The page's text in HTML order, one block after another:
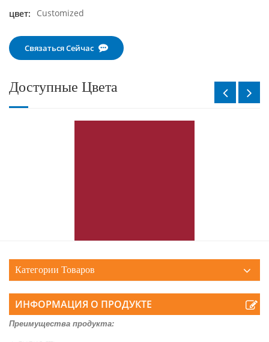
цвет:
Customized
Связаться Сейчас
Доступные Цвета
Категории Товаров
ИНФОРМАЦИЯ О ПРОДУКТЕ
Преимущества продукта: